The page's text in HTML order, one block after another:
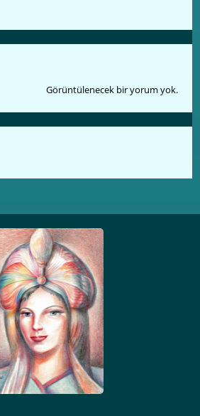
Görüntülenecek bir yorum yok.